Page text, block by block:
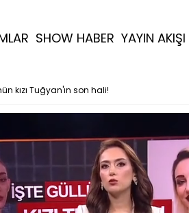
SHOW HABER YAYIN AKIŞI
kızı Tuğyan'ın son hali!